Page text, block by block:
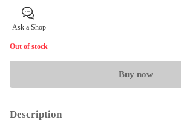
Ask a Shop
Out of stock
Buy now
Description